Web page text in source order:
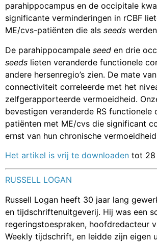
parahippocampus en de occipitale
significante verminderingen in rCBF
ME/cvs-patiënten die als seeds
De parahippocampale seed en drie
seeds lieten veranderde functionele
andere hersenregio’s zien. De mate
connectiviteit correleerde met het
zelfgerapporteerde vermoeidheid.
bevestigen veranderde RS
patiënten met ME/cvs die significant
ernst van hun chronische
Het artikel is vrij te downloaden tot 28
RUSSELL LOGAN
Russell Logan heeft 30 jaar lang
en tijdschriftenuitgeverij. Hij was een
regeringstoespraken, hoofdredacteur
Weekly tijdschrift, en leidde zijn eigen